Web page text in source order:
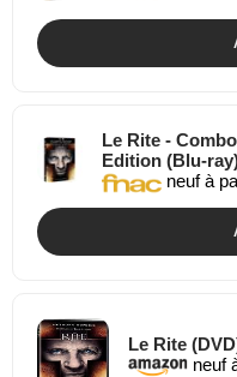
Le Rite -
Edition (Blu-
neuf à
Le Rite
neuf